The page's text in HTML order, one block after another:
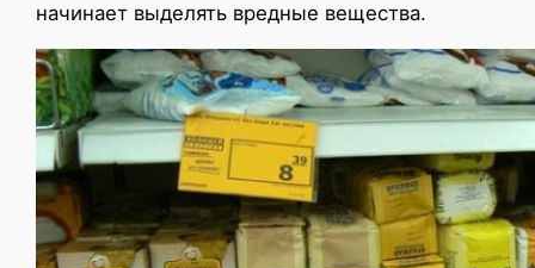
начинает выделять вредные вещества.